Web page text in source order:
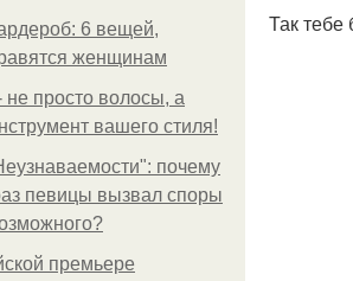
6 вещей,
женщинам
не просто волосы, а
вашего стиля!
почему
певицы вызвал споры
премьере
Так тебе